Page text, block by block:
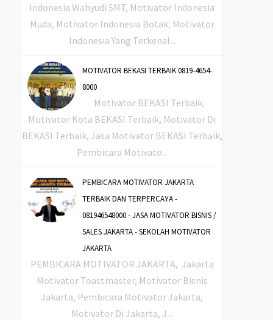
Indonesia Wahyudi SMT, Motivator Indonesia
Muda, Motivator Indonesia Botak, Motivator
Indonesia Yang Terkenal...
MOTIVATOR BEKASI TERBAIK 0819-4654-
8000
Motivator BEKASI Terbaik,
Motivator Kota BEKASI Terbaik, Motivator Di
BEKASI Terbaik, Jasa Motivator BEKASI Terbaik,
Pembicara Motivato...
PEMBICARA MOTIVATOR JAKARTA
TERBAIK DAN TERPERCAYA -
081946548000 - JASA MOTIVATOR BISNIS /
SALES JAKARTA - SEKOLAH MOTIVATOR
JAKARTA
PEMBICARA MOTIVATOR JAKARTA, Jakarta
Motivator Toastmaster, Motivator Bisnis
Jakarta, Pembicara Motivator Jakarta,
Motivator Di Jakarta, J...